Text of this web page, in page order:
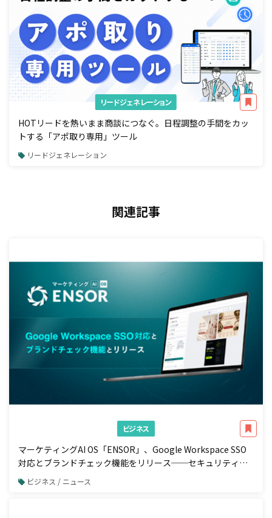
リードジェネレーション
HOTリードを熱いまま商談につなぐ。日程調整の手間をカッ
トする「アポ取り専用」ツール
リードジェネレーション
関連記事
ビジネス
マーケティングAI OS「ENSOR」、Google Workspace SSO
対応とブランドチェック機能をリリース──セキュリティ強
化と広告配信前の自動コンプラ検知を一体で実現
ビジネス / ニュース